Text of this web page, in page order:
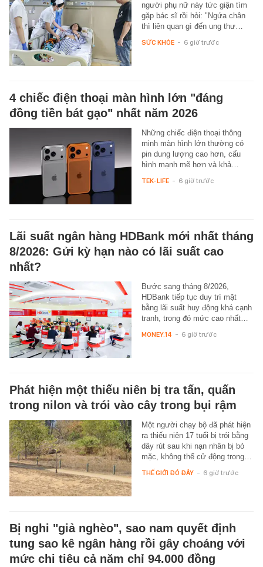
người phụ nữ này tức giận tìm
gặp bác sĩ rồi hỏi: "Ngứa chân
thì liên quan gì đến ung thư…
SỨC KHỎE - 6 giờ trước
4 chiếc điện thoại màn hình lớn "đáng
đồng tiền bát gạo" nhất năm 2026
Những chiếc điện thoại thông
minh màn hình lớn thường có
pin dung lượng cao hơn, cấu
hình mạnh mẽ hơn và khả…
TEK-LIFE - 6 giờ trước
Lãi suất ngân hàng HDBank mới nhất tháng
8/2026: Gửi kỳ hạn nào có lãi suất cao
nhất?
Bước sang tháng 8/2026,
HDBank tiếp tục duy trì mặt
bằng lãi suất huy động khá cạnh
tranh, trong đó mức cao nhất…
MONEY.14 - 6 giờ trước
Phát hiện một thiếu niên bị tra tấn, quấn
trong nilon và trói vào cây trong bụi rậm
Một người chạy bộ đã phát hiện
ra thiếu niên 17 tuổi bị trói bằng
dây rút sau khi nạn nhân bị bỏ
mặc, không thể cử động trong…
THẾ GIỚI ĐÓ ĐÂY - 6 giờ trước
Bị nghi "giả nghèo", sao nam quyết định
tung sao kê ngân hàng rồi gây choáng với
mức chi tiêu cả năm chỉ 94.000 đồng